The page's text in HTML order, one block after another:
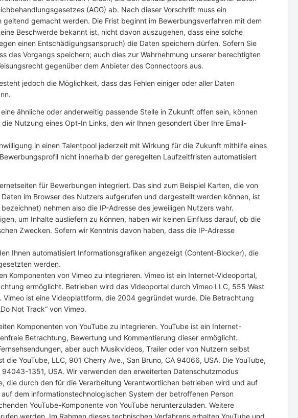
(AGG) ab. Nach dieser Vorschrift muss ein
gemacht werden. Die Frist beginnt im Bewerbungsverfahren mit dem
Beschwerde bekannt ist, nicht davon auszugehen, dass eine solche
einen Entschädigungsanspruch) die Daten speichern dürfen. Sofern Sie
des Vorgangs speichern; auch dies zur Wahrnehmung unserer berechtigten
gegenüber dem Anbieter des Connectoors aus.
jedoch die Möglichkeit, dass das Fehlen einiger oder aller Daten
ähnliche oder anderweitig passende Stelle in Zukunft offen sein, können
Nutzung eines Opt-In Links, den wir Ihnen gesondert über Ihre Email-
in einen Talentpool jederzeit mit Wirkung für die Zukunft mithilfe eines
nicht innerhalb der geregelten Laufzeitfristen automatisiert
für Bewerbungen integriert. Das sind zum Beispiel Karten, die von
im Browser des Nutzers aufgerufen und dargestellt werden können, ist
nehmen also die IP-Adresse des jeweiligen Nutzers wahr.
um Inhalte ausliefern zu können, haben wir keinen Einfluss darauf, ob die
Zwecken. Sofern wir Kenntnis davon haben, dass die IP-Adresse
Ihnen automatisiert Informationsgrafiken angezeigt (Content-Blocker), die
werden.
Komponenten von Vimeo zu integrieren. Vimeo ist ein Internet-Videoportal,
ermöglicht. Betrieben wird das Videoportal durch Vimeo LLC, 555 West
ist eine Videoplattform, die 2004 gegründet wurde. Die Betrachtung
Not Track“ von Vimeo.
Komponenten von YouTube zu integrieren. YouTube ist ein Internet-
Betrachtung, Bewertung und Kommentierung dieser ermöglicht.
aber auch Musikvideos, Trailer oder von Nutzern selbst
YouTube, LLC, 901 Cherry Ave., San Bruno, CA 94066, USA. Die YouTube,
1351, USA. Wir verwenden den erweiterten Datenschutzmodus
die durch den für die Verarbeitung Verantwortlichen betrieben wird und auf
dem informationstechnologischen System der betroffenen Person
YouTube-Komponente von YouTube herunterzuladen. Weitere
werden. Im Rahmen dieses technischen Verfahrens erhalten YouTube und